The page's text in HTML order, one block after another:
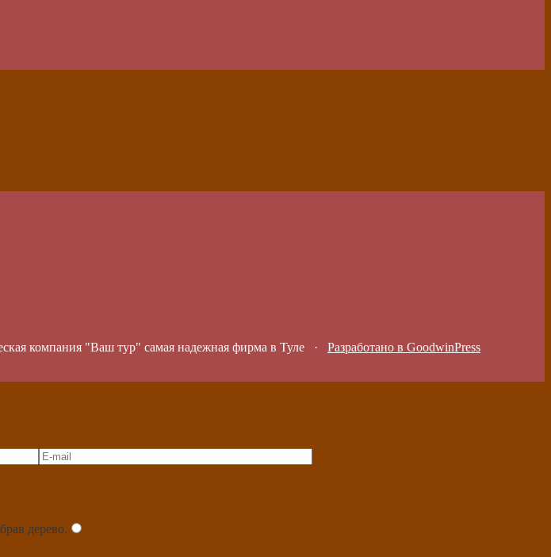
компания "Ваш тур" самая надежная фирма в Туле · Разработано в GoodwinPress
дерево.